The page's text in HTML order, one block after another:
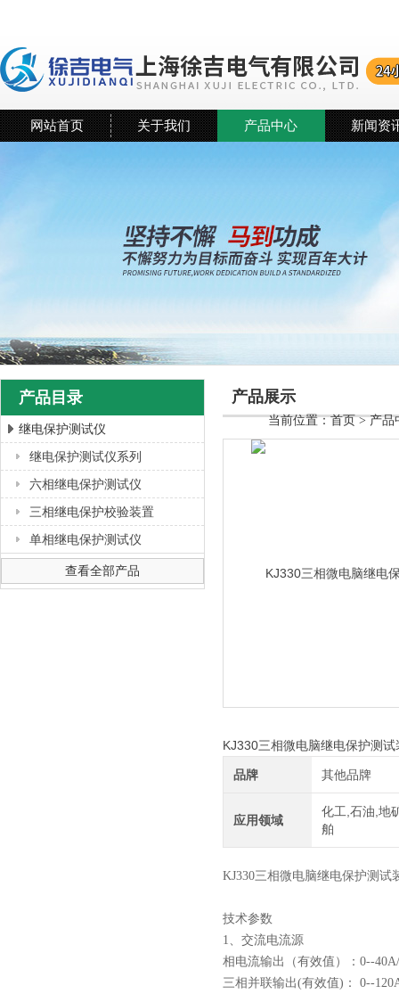
上海徐吉电气有限公司
网站首页 关于我们 产品中心 新闻资
产品目录
继电保护测试仪
继电保护测试仪系列
六相继电保护测试仪
三相继电保护校验装置
单相继电保护测试仪
查看全部产品
产品展示
当前位置：首页>产品
KJ330三相微电脑继电保护测
品牌 其他品牌
应用领域
化工,石油,地
舶
KJ330三相微电脑继电保护测试
技术参数
1、交流电流源
相电流输出（有效值）：0--
三相并联输出(有效值)： 0--